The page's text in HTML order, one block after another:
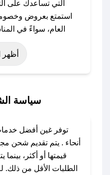
التي تساعدك على
استمتع بعروض
العام، سواءً في
الأضحى، الجمعة
اليوم الوطني، يوم
باستخدام تطبيق
معنا عبر تويتر أو
أظهر
سياسة
توفر غين أفضل
أنحاء . يتم تقديم شحن
قيمتها أو أكثر،
الطلبات الأقل من ذلك.